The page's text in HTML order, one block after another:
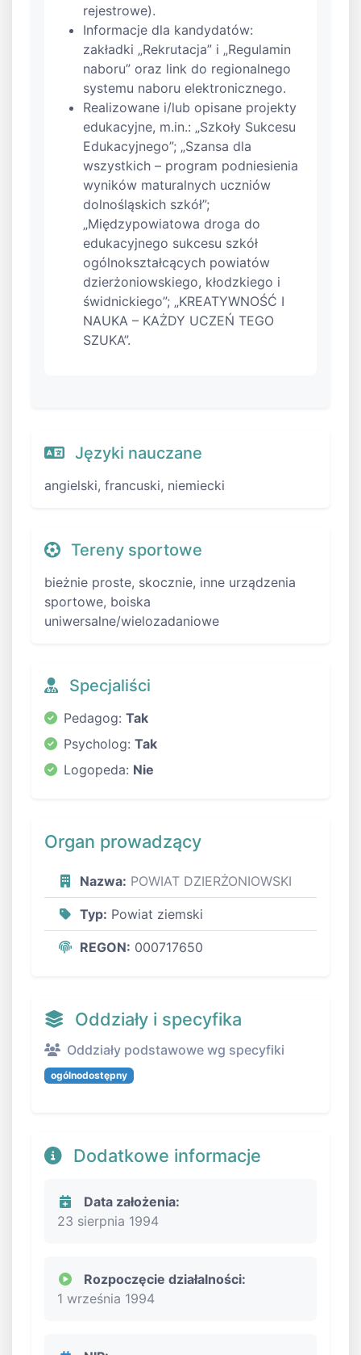
rejestrowe).
Informacje dla kandydatów:
zakładki „Rekrutacja” i „Regulamin
naboru” oraz link do regionalnego
systemu naboru elektronicznego.
Realizowane i/lub opisane projekty
edukacyjne, m.in.: „Szkoły Sukcesu
Edukacyjnego”; „Szansa dla
wszystkich – program podniesienia
wyników maturalnych uczniów
dolnośląskich szkół”;
„Międzypowiatowa droga do
edukacyjnego sukcesu szkół
ogólnokształcących powiatów
dzierżoniowskiego, kłodzkiego i
świdnickiego”; „KREATYWNOŚĆ I
NAUKA – KAŻDY UCZEŃ TEGO
SZUKA”.
Języki nauczane
angielski, francuski, niemiecki
Tereny sportowe
bieżnie proste, skocznie, inne urządzenia
sportowe, boiska
uniwersalne/wielozadaniowe
Specjaliści
Pedagog: Tak
Psycholog: Tak
Logopeda: Nie
Organ prowadzący
Nazwa: POWIAT DZIERŻONIOWSKI
Typ: Powiat ziemski
REGON: 000717650
Oddziały i specyfika
Oddziały podstawowe wg specyfiki
ogólnodostępny
Dodatkowe informacje
Data założenia:
23 sierpnia 1994
Rozpoczęcie działalności:
1 września 1994